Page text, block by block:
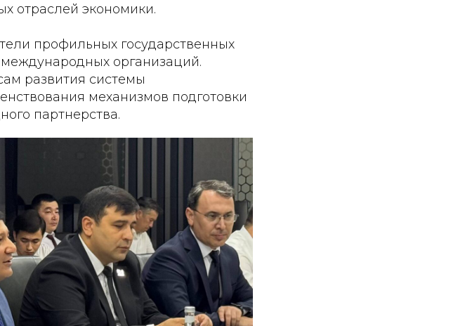
отраслей экономики.
профильных государственных
организаций.
развития системы
механизмов подготовки
партнерства.